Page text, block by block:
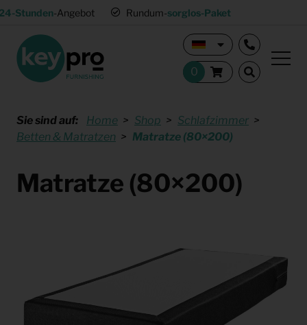
Stunden-Angebot Rundum-sorglos-Paket
Sie sind auf: Home Shop
Schlafzimmer
Betten & Matratzen
Matratze (80×200)
Matratze (80×200)